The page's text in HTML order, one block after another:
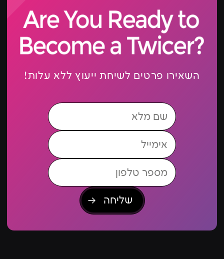
השאירו פרטים לשיחת ייעוץ ללא עלות!